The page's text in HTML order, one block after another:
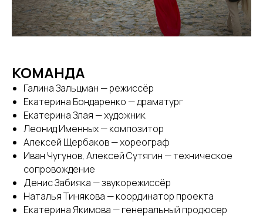
КОМАНДА
Галина Зальцман — режиссёр
Екатерина Бондаренко — драматург
Екатерина Злая — художник
Леонид Именных — композитор
Алексей Щербаков — хореограф
Иван Чугунов, Алексей Сутягин — техническое
сопровождение
Денис Забияка — звукорежиссёр
Наталья Тинякова — координатор проекта
Екатерина Якимова — генеральный продюсер